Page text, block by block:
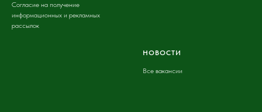
Согласие на получение
информационных и рекламных
рассылок
НОВОСТИ
Все вакансии